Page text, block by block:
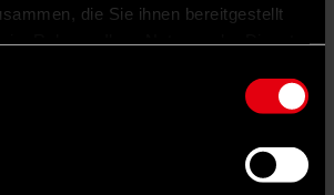
die Sie ihnen bereitgestellt